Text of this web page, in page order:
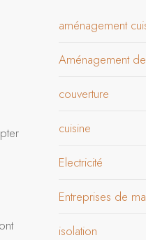
aménagement
Aménagement
couverture
cuisine
Electricité
Entreprises de
isolation